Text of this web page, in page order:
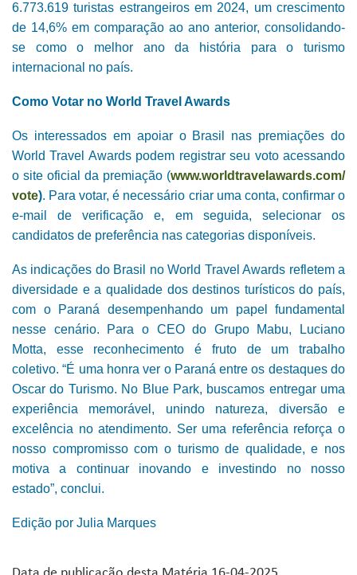
6.773.619 turistas estrangeiros em 2024, um crescimento
de 14,6% em comparação ao ano anterior, consolidando-
se como o melhor ano da história para o turismo
internacional no país.
Como Votar no World Travel Awards
Os interessados em apoiar o Brasil nas premiações do
World Travel Awards podem registrar seu voto acessando
o site oficial da premiação (www.worldtravelawards.com/
vote). Para votar, é necessário criar uma conta, confirmar o
e-mail de verificação e, em seguida, selecionar os
candidatos de preferência nas categorias disponíveis.
As indicações do Brasil no World Travel Awards refletem a
diversidade e a qualidade dos destinos turísticos do país,
com o Paraná desempenhando um papel fundamental
nesse cenário. Para o CEO do Grupo Mabu, Luciano
Motta, esse reconhecimento é fruto de um trabalho
coletivo. “É uma honra ver o Paraná entre os destaques do
Oscar do Turismo. No Blue Park, buscamos entregar uma
experiência memorável, unindo natureza, diversão e
excelência no atendimento. Ser uma referência reforça o
nosso compromisso com o turismo de qualidade, e nos
motiva a continuar inovando e investindo no nosso
estado”, conclui.
Edição por Julia Marques